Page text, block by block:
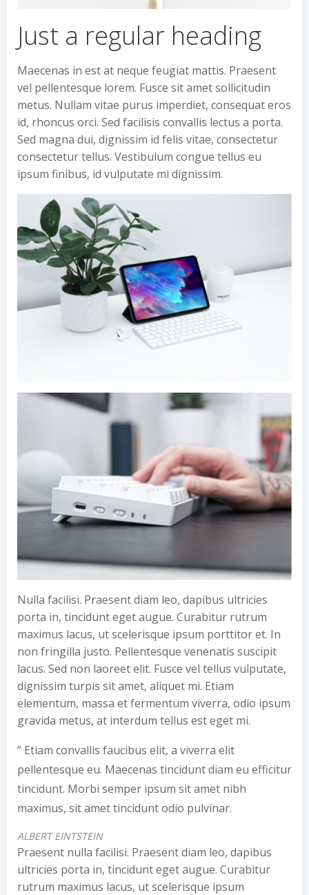
Just a regular heading
Maecenas in est at neque feugiat mattis. Praesent
vel pellentesque lorem. Fusce sit amet sollicitudin
metus. Nullam vitae purus imperdiet, consequat eros
id, rhoncus orci. Sed facilisis convallis lectus a porta.
Sed magna dui, dignissim id felis vitae, consectetur
consectetur tellus. Vestibulum congue tellus eu
ipsum finibus, id vulputate mi dignissim.
Nulla facilisi. Praesent diam leo, dapibus ultricies
porta in, tincidunt eget augue. Curabitur rutrum
maximus lacus, ut scelerisque ipsum porttitor et. In
non fringilla justo. Pellentesque venenatis suscipit
lacus. Sed non laoreet elit. Fusce vel tellus vulputate,
dignissim turpis sit amet, aliquet mi. Etiam
elementum, massa et fermentum viverra, odio ipsum
gravida metus, at interdum tellus est eget mi.
” Etiam convallis faucibus elit, a viverra elit
pellentesque eu. Maecenas tincidunt diam eu efficitur
tincidunt. Morbi semper ipsum sit amet nibh
maximus, sit amet tincidunt odio pulvinar.
ALBERT EINTSTEIN
Praesent nulla facilisi. Praesent diam leo, dapibus
ultricies porta in, tincidunt eget augue. Curabitur
rutrum maximus lacus, ut scelerisque ipsum